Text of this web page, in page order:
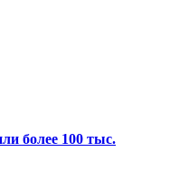
более 100 тыс.